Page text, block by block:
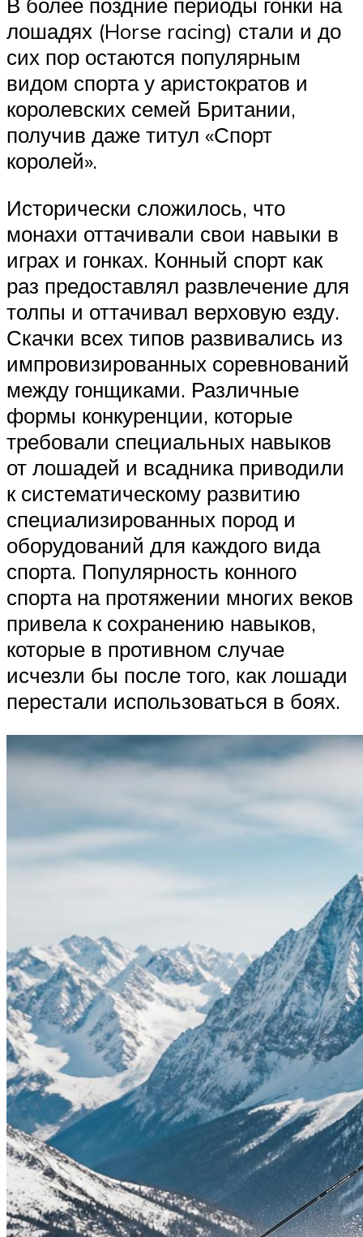
В более поздние периоды гонки на
лошадях (Horse racing) стали и до
сих пор остаются популярным
видом спорта у аристократов и
королевских семей Британии,
получив даже титул «Спорт
королей».
Исторически сложилось, что
монахи оттачивали свои навыки в
играх и гонках. Конный спорт как
раз предоставлял развлечение для
толпы и оттачивал верховую езду.
Скачки всех типов развивались из
импровизированных соревнований
между гонщиками. Различные
формы конкуренции, которые
требовали специальных навыков
от лошадей и всадника приводили
к систематическому развитию
специализированных пород и
оборудований для каждого вида
спорта. Популярность конного
спорта на протяжении многих веков
привела к сохранению навыков,
которые в противном случае
исчезли бы после того, как лошади
перестали использоваться в боях.